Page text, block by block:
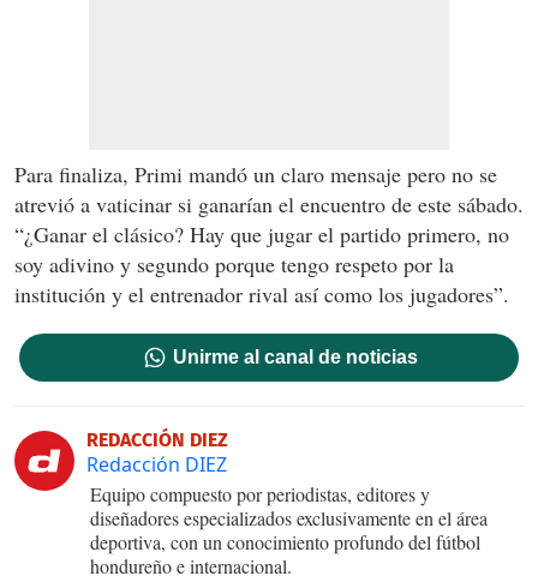
Para finaliza, Primi mandó un claro mensaje pero no se
atrevió a vaticinar si ganarían el encuentro de este sábado.
“¿Ganar el clásico? Hay que jugar el partido primero, no
soy adivino y segundo porque tengo respeto por la
institución y el entrenador rival así como los jugadores”.
Unirme al canal de noticias
REDACCIÓN DIEZ
Redacción DIEZ
Equipo compuesto por periodistas, editores y
diseñadores especializados exclusivamente en el área
deportiva, con un conocimiento profundo del fútbol
hondureño e internacional.